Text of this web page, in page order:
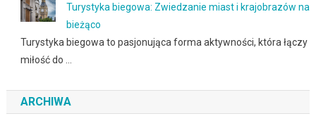
Turystyka biegowa: Zwiedzanie miast i krajobrazów na
bieżąco
Turystyka biegowa to pasjonująca forma aktywności, która łączy
miłość do …
ARCHIWA